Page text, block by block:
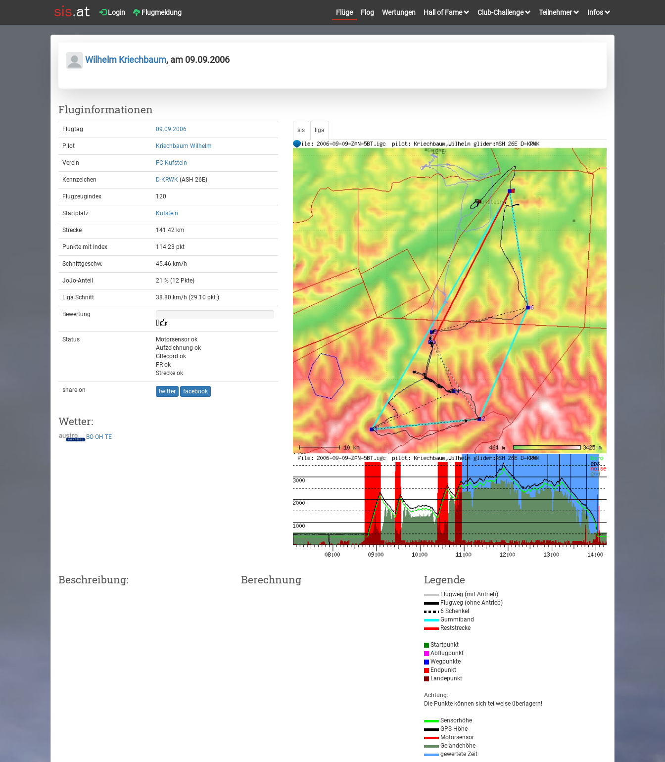
Login Flugmeldung Flüge Flog Wertungen Hall of Fame Club-Challenge Teilnehmer Infos
Wilhelm Kriechbaum, am 09.09.2006
Fluginformationen
Flugtag 09.09.2006
Pilot Kriechbaum Wilhelm
Verein FC Kufstein
Kennzeichen D-KRWK (ASH 26E)
Flugzeugindex 120
Startplatz Kufstein
Strecke 141.42 km
Punkte mit Index 114.23 pkt
Schnittgeschw. 45.46 km/h
JoJo-Anteil 21 % (12 Pkte)
Liga Schnitt 38.80 km/h (29.10 pkt )
Bewertung
[]
Status
Motorsensor ok
Aufzeichnung ok
GRecord ok
FR ok
Strecke ok
share on twitter facebook
Wetter:
BO OH TE
sis liga
Beschreibung: Berechnung Legende
Flugweg (mit Antrieb)
Flugweg (ohne Antrieb)
6 Schenkel
Gummiband
Reststrecke
Startpunkt
Abflugpunkt
Wegpunkte
Endpunkt
Landepunkt
Achtung:
Die Punkte können sich teilweise überlagern!
Sensorhöhe
GPS-Höhe
Motorsensor
Geländehöhe
gewertete Zeit